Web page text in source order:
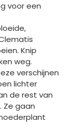
voor een
Knip
weg.
verschijnen
lichter
de rest van
Ze gaan